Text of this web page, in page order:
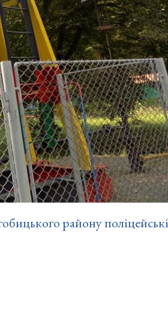
району поліцейські